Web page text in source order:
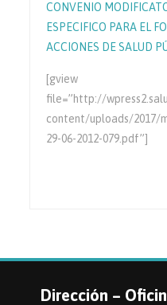
CONVENIO
ESPECIFICO PARA EL
ACCIONES DE SALUD
[gview
file=”http://
content/uploads/2017/
29-06-2012-079.pdf”]
Dirección –